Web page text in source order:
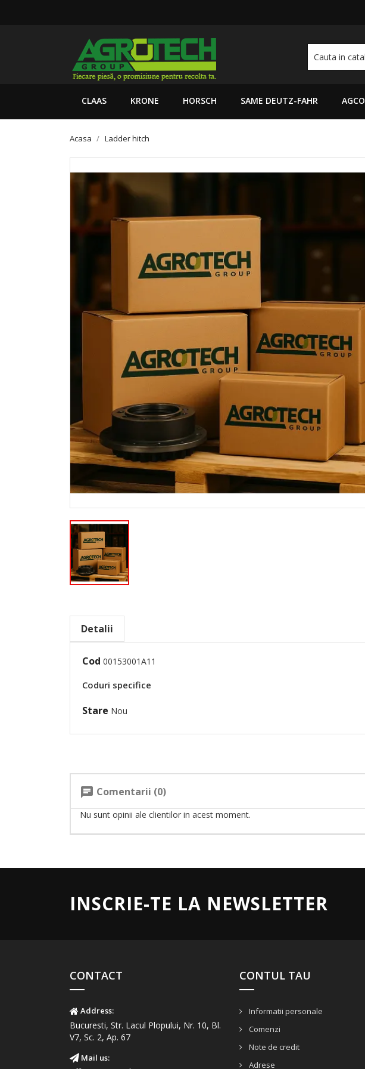
CLAAS KRONE HORSCH SAME DEUTZ-FAHR AGCO
Acasa Ladder hitch
Detalii
Cod 00153001A11
Coduri specifice
Stare Nou
chat Comentarii (0)
Nu sunt opinii ale clientilor in acest moment.
INSCRIE-TE LA NEWSLETTER
CONTACT
Address:
Bucuresti, Str. Lacul Plopului, Nr. 10, Bl.
V7, Sc. 2, Ap. 67
Mail us:
CONTUL TAU
Informatii personale
Comenzi
Note de credit
Adrese